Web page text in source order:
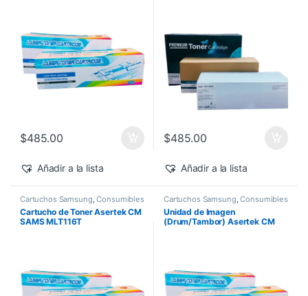
$485.00
Añadir a la lista
$485.00
Añadir a la lista
Cartuchos Samsung ,Consumibles
Toner Asertek
Cartucho de Toner Asertek CM
SAMS MLT116T
Cartuchos Samsung ,Consumibles
para Impresoras Drum Asertek
Unidad de Imagen
(Drum/Tambor) Asertek CM